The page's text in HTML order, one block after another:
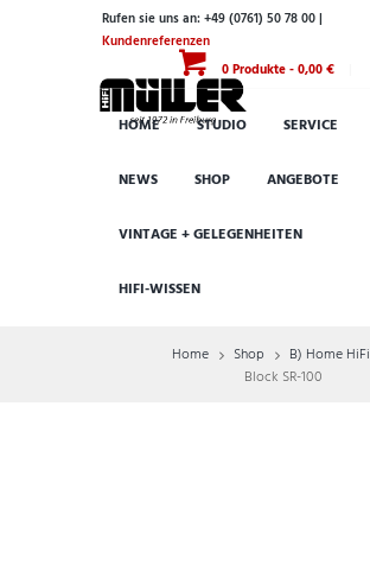
Rufen sie uns an: +49 (0761) 50 78 00 |
Kundenreferenzen
0 Produkte-0,00 €
HOME STUDIO SERVICE
NEWS SHOP ANGEBOTE
VINTAGE + GELEGENHEITEN
HIFI-WISSEN
Home Shop
B) Home HiFi
Block SR-100